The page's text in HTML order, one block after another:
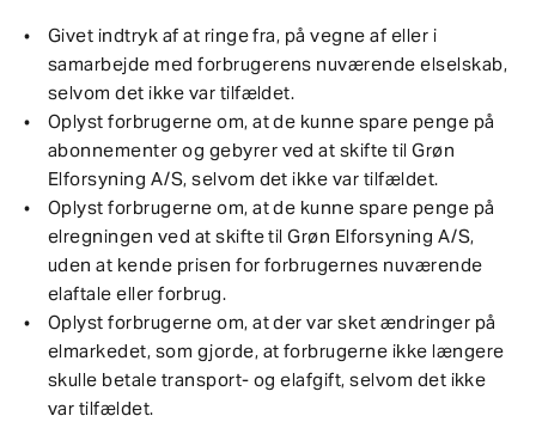
Givet indtryk af at ringe fra, på vegne af eller i
samarbejde med forbrugerens nuværende elselskab,
selvom det ikke var tilfældet.
Oplyst forbrugerne om, at de kunne spare penge på
abonnementer og gebyrer ved at skifte til Grøn
Elforsyning A/S, selvom det ikke var tilfældet.
Oplyst forbrugerne om, at de kunne spare penge på
elregningen ved at skifte til Grøn Elforsyning A/S,
uden at kende prisen for forbrugernes nuværende
elaftale eller forbrug.
Oplyst forbrugerne om, at der var sket ændringer på
elmarkedet, som gjorde, at forbrugerne ikke længere
skulle betale transport- og elafgift, selvom det ikke
var tilfældet.